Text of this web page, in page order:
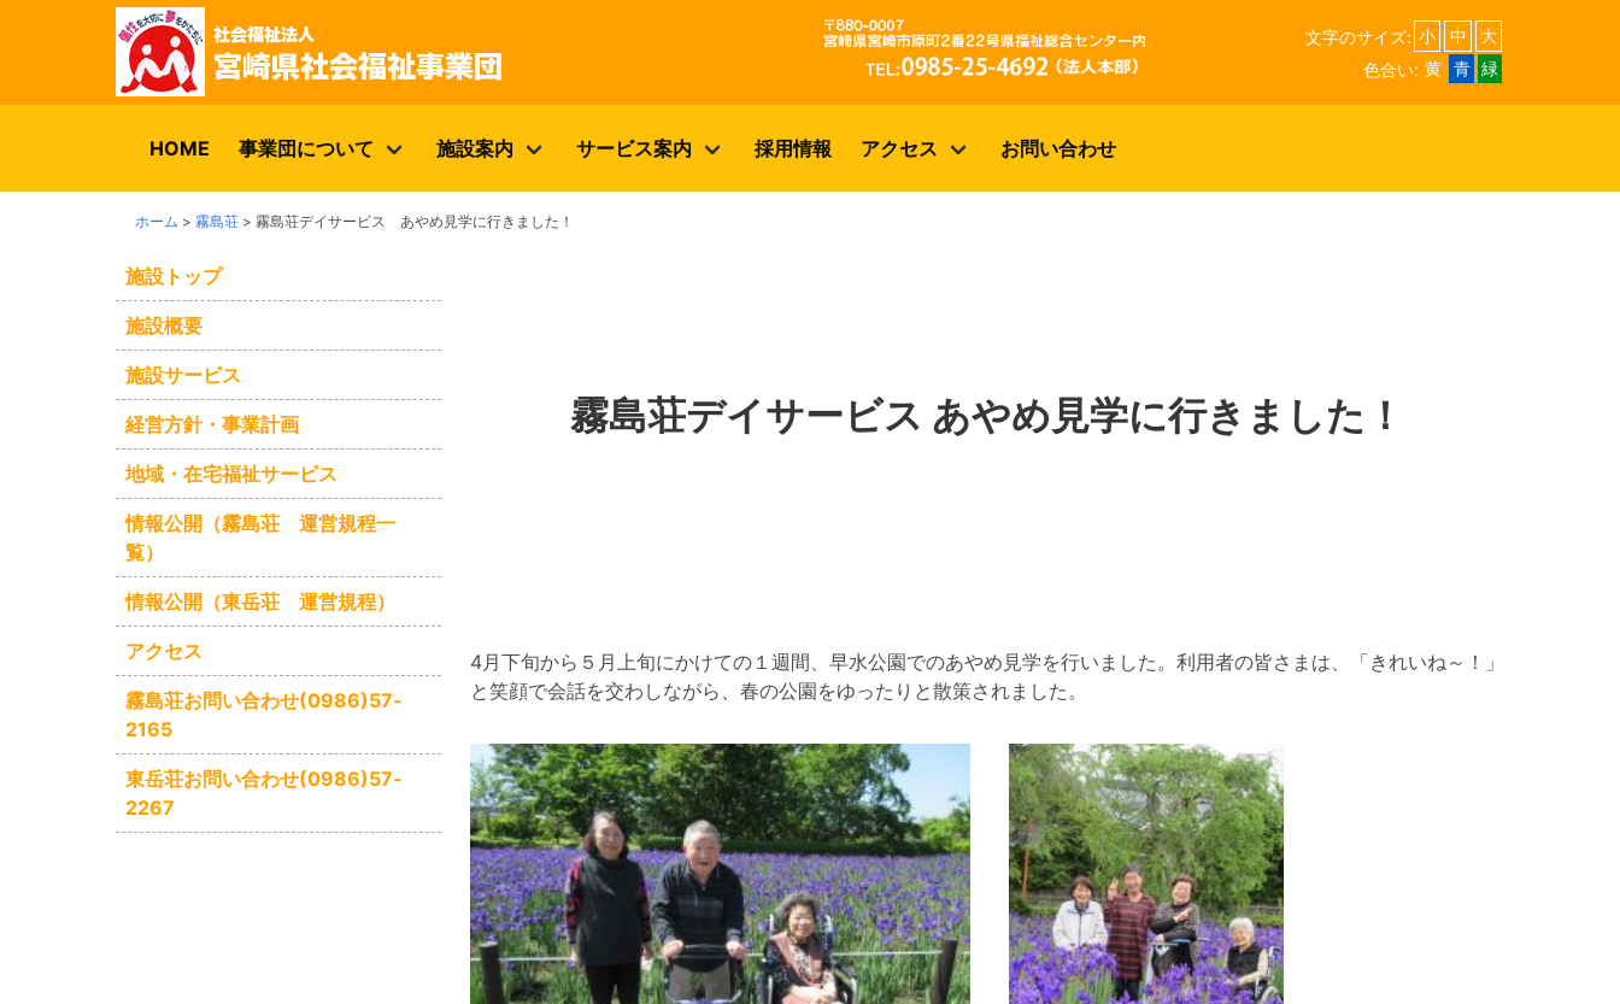
文字のサイズ: 小 中
大
色合い: 黄 青 緑
HOME 事業団について 施設案内 サービス案内 採用情報 アクセス お問い合わせ
ホーム > 霧島荘 > 霧島荘デイサービス あやめ見学に行きました！
霧島荘デイサービス あやめ見学に行きました！
4月下旬から５月上旬にかけての１週間、早水公園でのあやめ見学を行いました。利用者の皆さまは、「きれいね～！」
と笑顔で会話を交わしながら、春の公園をゆったりと散策されました。
施設トップ
施設概要
施設サービス
経営方針・事業計画
地域・在宅福祉サービス
情報公開（霧島荘 運営規程一
覧）
情報公開（東岳荘 運営規程）
アクセス
霧島荘お問い合わせ(0986)57‐
2165
東岳荘お問い合わせ(0986)57‐
2267